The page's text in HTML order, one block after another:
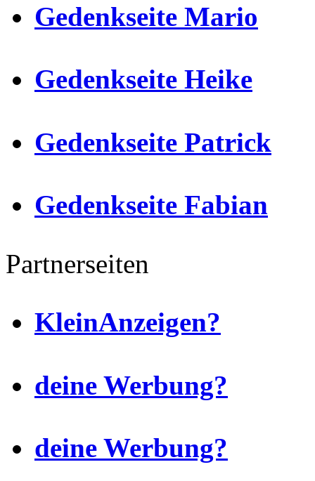
Gedenkseite Mario
Gedenkseite Heike
Gedenkseite Patrick
Gedenkseite Fabian
Partnerseiten
KleinAnzeigen?
deine Werbung?
deine Werbung?